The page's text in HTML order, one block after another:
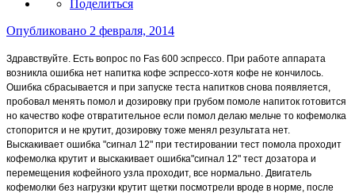
Поделиться
Опубликовано 2 февраля, 2014
Здравствуйте. Есть вопрос по Fas 600 эспрессо. При работе аппарата
возникла ошибка нет напитка кофе эспрессо-хотя кофе не кончилось.
Ошибка сбрасывается и при запуске теста напитков снова появляется,
пробовал менять помол и дозировку при грубом помоле напиток готовится
но качество кофе отвратительное если помол делаю мельче то кофемолка
стопорится и не крутит, дозировку тоже менял результата нет.
Выскакивает ошибка "сигнал 12" при тестировании тест помола проходит
кофемолка крутит и выскакивает ошибка"сигнал 12" тест дозатора и
перемещения кофейного узла проходит, все нормально. Двигатель
кофемолки без нагрузки крутит щетки посмотрели вроде в норме, после